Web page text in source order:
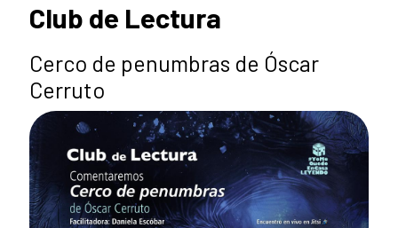
Club de Lectura
Cerco de penumbras de Óscar
Cerruto